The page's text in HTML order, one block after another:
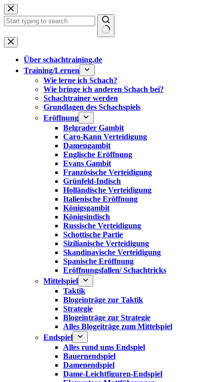
Zum
Inhalt
springen
Keine
Ergebnisse
Über schachtraining.de
Training/Lernen
Wie lerne ich Schach?
Wie bringe ich anderen Schach bei?
Schachtrainer werden
Grundlagen des Schachspiels
Eröffnung
Belgrader Gambit
Caro-Kann Verteidigung
Damengambit
Englische Eröffnung
Evans Gambit
Französische Verteidigung
Grünfeld-Indisch
Holländische Verteidigung
Italienische Eröffnung
Königsgambit
Königsindisch
Russische Verteidigung
Schottische Partie
Sizilianische Verteidigung
Skandinavische Verteidigung
Spanische Eröffnung
Eröffnungsfallen/ Schachtricks
Mittelspiel
Taktik
Blogeinträge zur Taktik
Strategie
Blogeinträge zur Strategie
Alles Blogeiträge zum Mittelspiel
Endspiel
Alles rund ums Endspiel
Bauernendspiel
Damenendspiel
Dame-Leichtfiguren-Endspiel